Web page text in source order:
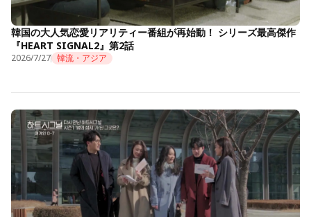
韓国の大人気恋愛リアリティー番組が再始動！ シリーズ最高傑作
『HEART SIGNAL2』第2話
2026/7/27 韓流・アジア